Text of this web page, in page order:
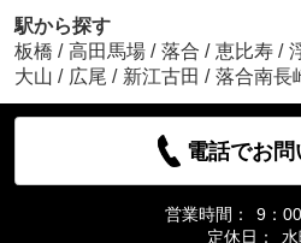
駅から探す
板橋 / 高田馬場 / 落合 / 恵比寿 /
大山 / 広尾 / 新江古田 / 落合南長
電話でお
営業時間：
9：
定休日：
水